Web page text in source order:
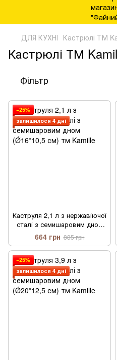
ДЛЯ КУХНІ Кастрюлі ТМ
Кастрюлі ТМ
Фільтр
−25%
залишилося 4 дні
Каструля 2,1 л з нержавіючої
сталі з семишаровим дном
(Ǿ16*10,5 см) тм Kamille
664 грн 885 грн
−25%
залишилося 4 дні